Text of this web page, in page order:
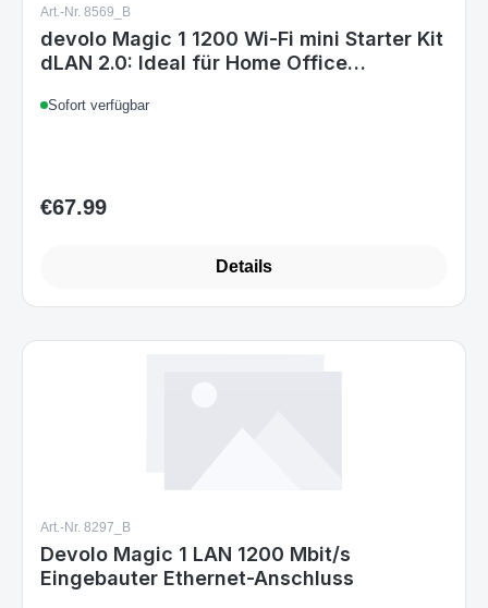
Art.-Nr. 8569_B
devolo Magic 1 1200 Wi-Fi mini Starter Kit
dLAN 2.0: Ideal für Home Office
zuverlässiges raumübergreifendes WLAN
Sofort verfügbar
Regular price:
€67.99
Details
Art.-Nr. 8297_B
Devolo Magic 1 LAN 1200 Mbit/s
Eingebauter Ethernet-Anschluss